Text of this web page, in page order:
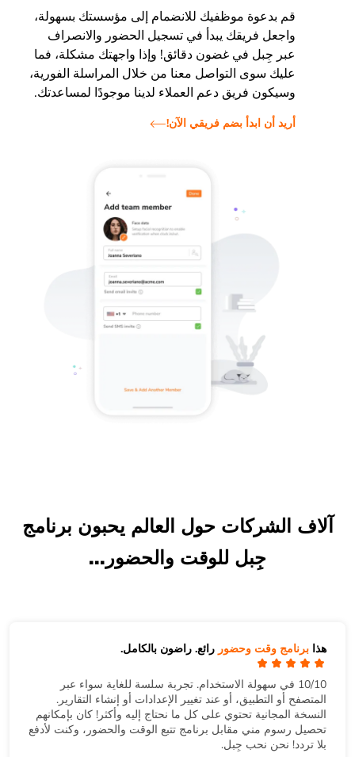
قم بدعوة موظفيك للانضمام إلى مؤسستك بسهولة،
واجعل فريقك يبدأ في تسجيل الحضور والانصراف
عبر جِبل في غضون دقائق! وإذا واجهتك مشكلة، فما
عليك سوى التواصل معنا من خلال المراسلة الفورية،
وسيكون فريق دعم العملاء لدينا موجودًا لمساعدتك.
أريد أن ابدأ بضم فريقي الآن!
آلاف الشركات حول العالم يحبون برنامج
جِبل للوقت والحضور...
هذا برنامج وقت وحضور رائع. راضون بالكامل.
10/10 في سهولة الاستخدام. تجربة سلسة للغاية سواء عبر
المتصفح أو التطبيق، أو عند تغيير الإعدادات أو إنشاء التقارير.
النسخة المجانية تحتوي على كل ما نحتاج إليه وأكثر! كان بإمكانهم
تحصيل رسوم مني مقابل برنامج تتبع الوقت والحضور، وكنت لأدفع
بلا تردد! نحن نحب جِبل.